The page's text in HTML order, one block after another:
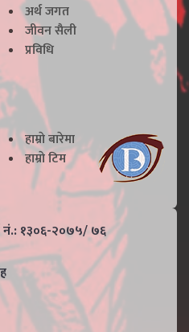
अर्थ जगत
जीवन सैली
प्रविधि
हाम्राे बारेमा
हाम्राे टिम
नं.: १३०६-२०७५/ ७६